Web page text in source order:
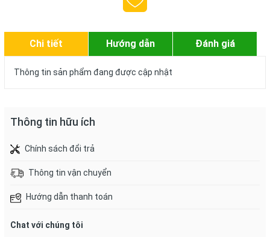
Chi tiết Hướng dẫn Đánh giá
Thông tin sản phẩm đang được cập nhật
Thông tin hữu ích
Chính sách đổi trả
Thông tin vận chuyển
Hướng dẫn thanh toán
Chat với chúng tôi